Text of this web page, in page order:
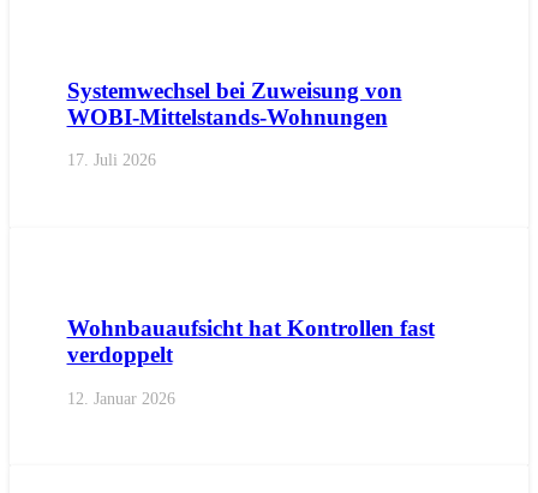
Systemwechsel bei Zuweisung von
WOBI-Mittelstands-Wohnungen
17. Juli 2026
Wohnbauaufsicht hat Kontrollen fast
verdoppelt
12. Januar 2026